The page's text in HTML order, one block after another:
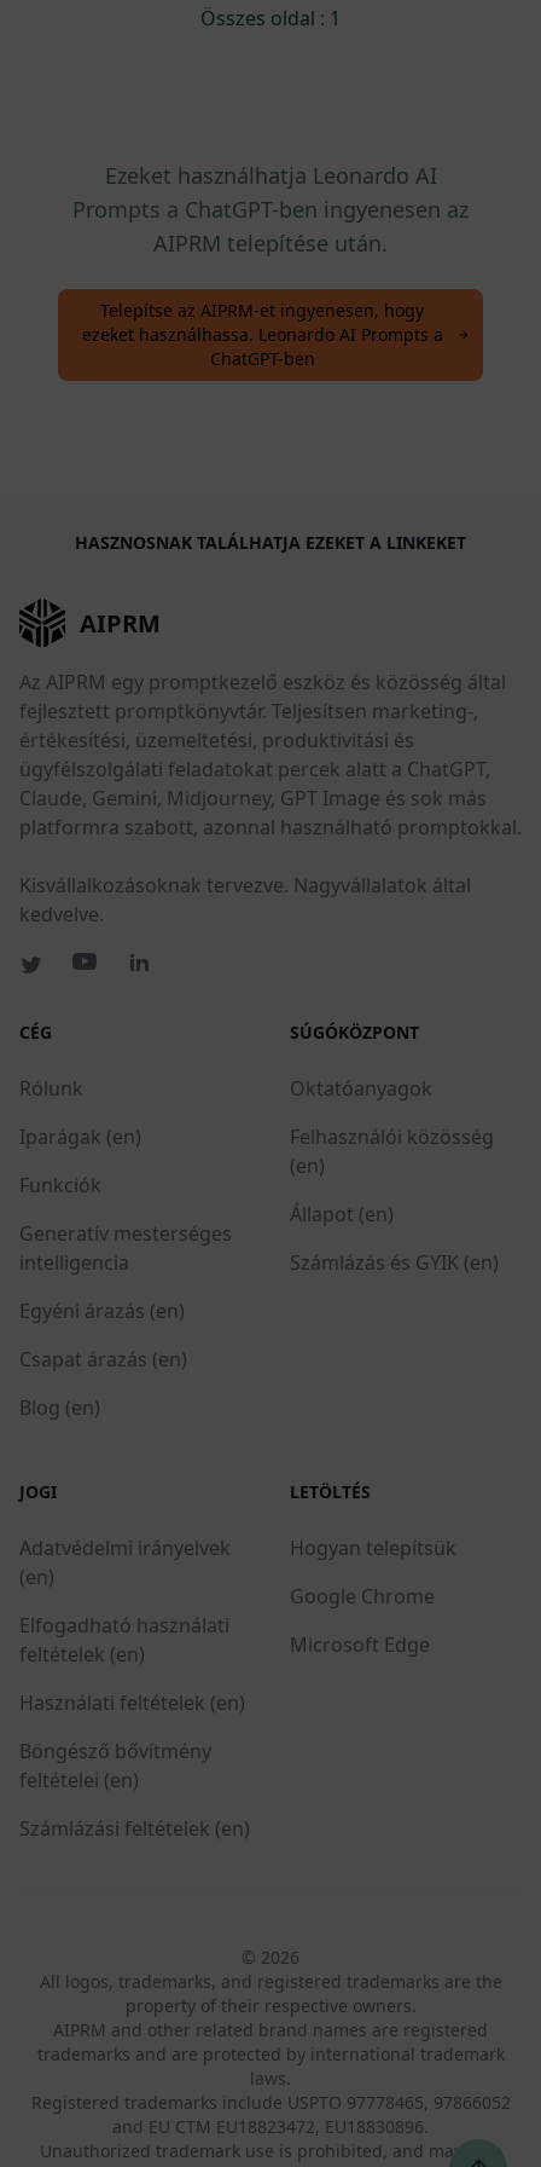
Összes oldal : 1
Ezeket használhatja Leonardo AI
Prompts a ChatGPT-ben ingyenesen az
AIPRM telepítése után.
Telepítse az AIPRM-et ingyenesen, hogy
ezeket használhassa. Leonardo AI Prompts a
ChatGPT-ben
HASZNOSNAK TALÁLHATJA EZEKET A LINKEKET
AIPRM
Az AIPRM egy promptkezelő eszköz és közösség által
fejlesztett promptkönyvtár. Teljesítsen marketing-,
értékesítési, üzemeltetési, produktivitási és
ügyfélszolgálati feladatokat percek alatt a ChatGPT,
Claude, Gemini, Midjourney, GPT Image és sok más
platformra szabott, azonnal használható promptokkal.
Kisvállalkozásoknak tervezve. Nagyvállalatok által
kedvelve.
CÉG
Rólunk
Iparágak (en)
Funkciók
Generatív mesterséges
intelligencia
Egyéni árazás (en)
Csapat árazás (en)
Blog (en)
SÚGÓKÖZPONT
Oktatóanyagok
Felhasználói közösség
(en)
Állapot (en)
Számlázás és GYIK (en)
JOGI
Adatvédelmi irányelvek
(en)
Elfogadható használati
feltételek (en)
Használati feltételek (en)
Böngésző bővítmény
feltételei (en)
Számlázási feltételek (en)
LETÖLTÉS
Hogyan telepítsük
Google Chrome
Microsoft Edge
© 2026
All logos, trademarks, and registered trademarks are the
property of their respective owners.
AIPRM and other related brand names are registered
trademarks and are protected by international trademark
laws.
Registered trademarks include USPTO 97778465, 97866052
and EU CTM EU18823472, EU18830896.
Unauthorized trademark use is prohibited, and may be a